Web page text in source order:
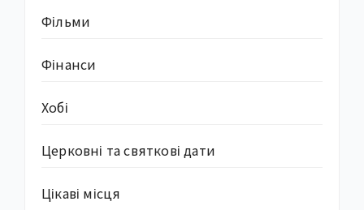
Фільми
Фінанси
Хобі
Церковні та святкові дати
Цікаві місця